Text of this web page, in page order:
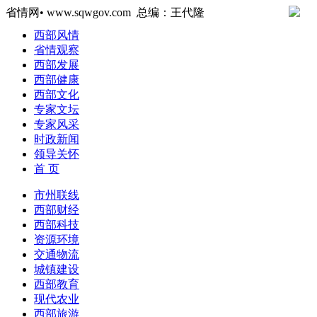
省情网• www.sqwgov.com 总编：王代隆
西部风情
省情观察
西部发展
西部健康
西部文化
专家文坛
专家风采
时政新闻
领导关怀
首 页
市州联线
西部财经
西部科技
资源环境
交通物流
城镇建设
西部教育
现代农业
西部旅游